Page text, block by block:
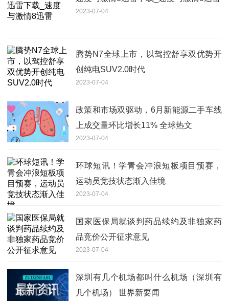
2023-07-04
腾势N7全球上市，以驾控舒享双优势开
创纯电SUV2.0时代
2023-07-04
政策和市场双驱动，6月新能源二手车线
上成交量环比增长11% 全球热文
2023-07-04
环球短讯！学青会冲浪短板项目预赛，
运动员竞技状态渐入佳境
2023-07-04
国家医保局就谈判药品续约及非独家药
品竞价公开征求意见
2023-07-04
深圳有几个机场都叫什么机场（深圳有
几个机场） 世界新要闻